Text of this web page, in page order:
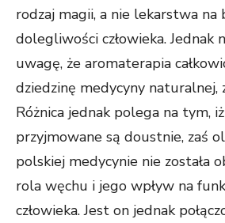
rodzaj magii, a nie lekarstwa na
dolegliwości człowieka. Jednak
uwagę, że aromaterapia
dziedzinę medycyny naturalnej,
Różnica jednak polega na tym, iż
przyjmowane są doustnie, zaś
polskiej medycynie nie została
rola węchu i jego wpływ na
człowieka. Jest on jednak